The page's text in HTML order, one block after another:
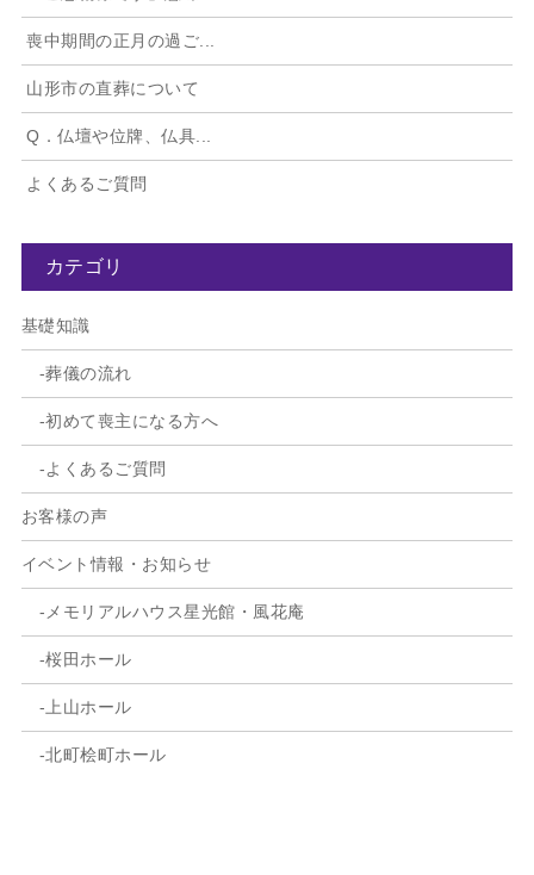
喪中期間の正月の過ご...
山形市の直葬について
Q．仏壇や位牌、仏具...
よくあるご質問
カテゴリ
基礎知識
葬儀の流れ
初めて喪主になる方へ
よくあるご質問
お客様の声
イベント情報・お知らせ
メモリアルハウス星光館・風花庵
桜田ホール
上山ホール
北町桧町ホール